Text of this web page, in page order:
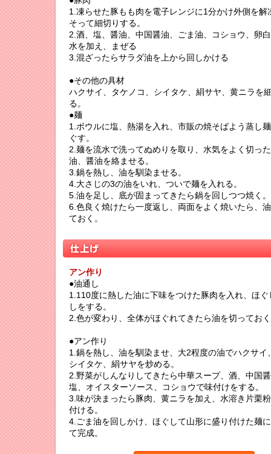
1.凍らせた豚もも肉を電子レンジに1分かけ外側を解
そって細切りする。
2.酒、塩、醤油、中国醤油、ごま油、コショウ、卵
水を加え、まぜる
3.混ざったらサラダ油を上から回しかける
●その他の具材
ハクサイ、タケノコ、シイタケ、絹サヤ、黄ニラを
る。
●麺
1.ボウルに塩、熱湯を入れ、市販の焼そばよう蒸し
ぐす。
2.麺を流水で洗ってぬめりを取り、水気をよく切っ
油、醤油を絡ませる。
3.鍋を熱し、油を馴染ませる。
4.大さじの3の油をいれ、ついで麺を入れる。
5.油を足し、底が固まってきたら鍋を回しつつ焼く。
6.色良く焼けたら一度返し、両面をよく焼いたら、
ておく。
アン作り
●油通し
1.110度に熱した油に下味をつけた豚肉を入れ、ほ
しをする。
2.色が変わり、全体がほぐれてきたら油を切ってお
●アン作り
1.鍋を熱し、油を馴染ませ、大2程度の油でハクサイ
シイタケ、絹サヤを炒める。
2.野菜がしんなりしてきたら中華スープ、酒、中国
塩、オイスターソース、コショウで味付けをする。
3.味が決まったら豚肉、黄ニラを加え、水溶き片栗
付ける。
4.ごま油を回しかけ、ほぐして山形に盛り付けた麺
て完成。